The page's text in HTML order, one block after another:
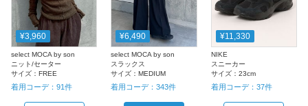
¥3,960
select MOCA by son
ニット/セーター
サイズ： FREE
着用コーデ： 91件
¥6,490
select MOCA by son
スラックス
サイズ：MEDIUM
着用コーデ：343件
¥11,330
NIKE
スニーカー
サイズ： 23cm
着用コーデ： 37件